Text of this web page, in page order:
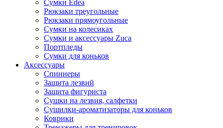
Сумки Edea
Рюкзаки треугольные
Рюкзаки прямоугольные
Сумки на колесиках
Сумки и аксессуары Zuca
Портпледы
Сумки для коньков
Аксессуары
Спиннеры
Защита лезвий
Защита фигуриста
Сушки на лезвия, салфетки
Сушилки-ароматизаторы для коньков
Коврики